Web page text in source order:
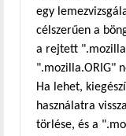
egy
célszerűen a
a rejtett
".mozilla.ORIG"
Ha lehet,
használatra
törlése, és a